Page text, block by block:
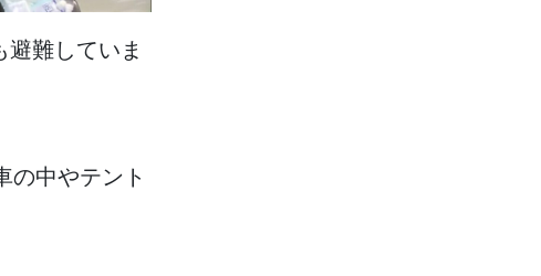
避難していま
の中やテント